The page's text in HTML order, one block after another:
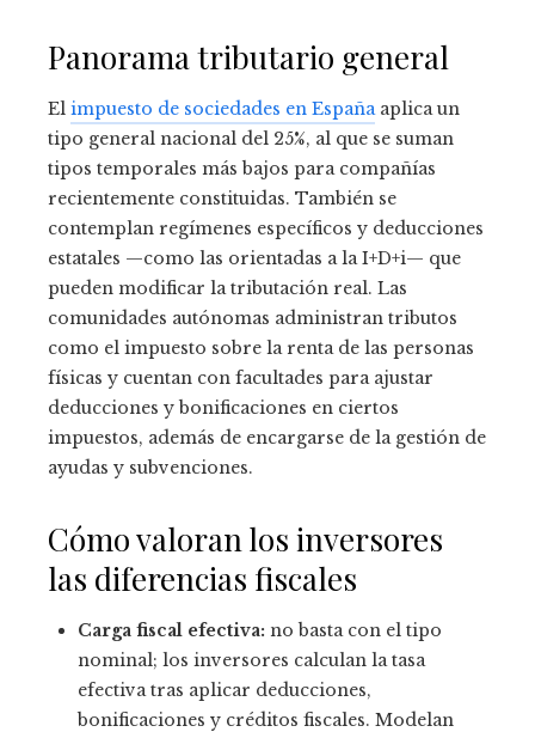
Panorama tributario general
El impuesto de sociedades en Españaaplica un
tipo general nacional del 25%, al que se suman
tipos temporales más bajos para compañías
recientemente constituidas. También se
contemplan regímenes específicos y deducciones
estatales —como las orientadas a la I+D+i— que
pueden modificar la tributación real. Las
comunidades autónomas administran tributos
como el impuesto sobre la renta de las personas
físicas y cuentan con facultades para ajustar
deducciones y bonificaciones en ciertos
impuestos, además de encargarse de la gestión de
ayudas y subvenciones.
Cómo valoran los inversores
las diferencias fiscales
Carga fiscal efectiva: no basta con el tipo
nominal; los inversores calculan la tasa
efectiva tras aplicar deducciones,
bonificaciones y créditos fiscales. Modelan